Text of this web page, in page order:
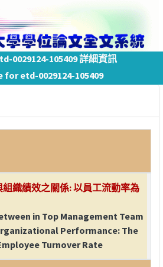
0029124-105409 詳細資訊
etd-0029124-105409
織績效之關係: 以員工流動率為
in Top Management Team
Performance: The
Turnover Rate